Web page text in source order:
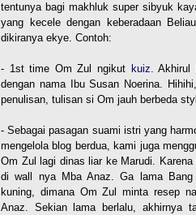
tentunya bagi makhluk super sibyuk
yang kecele dengan keberadaan
dikiranya ekye. Contoh:
- 1st time Om Zul ngikut kuiz.
dengan nama Ibu Susan Noerina.
penulisan, tulisan si Om jauh berbeda
- Sebagai pasagan suami istri yang
mengelola blog berdua, kami juga
Om Zul lagi dinas liar ke Marudi.
di wall nya Mba Anaz. Ga lama Bang
kuning, dimana Om Zul minta resep
Anaz. Sekian lama berlalu, akhirnya